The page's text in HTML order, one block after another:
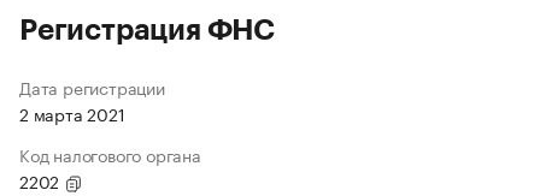
Регистрация ФНС
Дата регистрации
2 марта 2021
Код налогового органа
2202